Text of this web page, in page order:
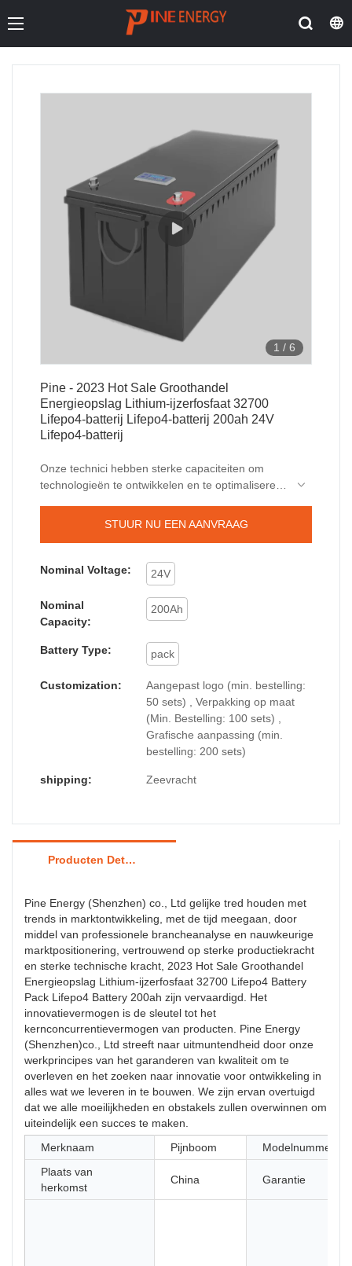
1 / 6
Pine - 2023 Hot Sale Groothandel
Energieopslag Lithium-ijzerfosfaat 32700
Lifepo4-batterij Lifepo4-batterij 200ah 24V
Lifepo4-batterij
Onze technici hebben sterke capaciteiten om
technologieën te ontwikkelen en te optimaliseren.
belangrijke rol spelen in het 2023 Hot Sale
200ah productieproces. Het wordt nu
voornamelijk gebruikt op het gebied van lithium-
ionbatterijen.
STUUR NU EEN AANVRAAG
Nominal Voltage: 24V
Nominal
Capacity:
200Ah
Battery Type: pack
Customization:
Aangepast logo (min. bestelling:
50 sets) , Verpakking op maat
(Min. Bestelling: 100 sets) ,
Grafische aanpassing (min.
bestelling: 200 sets)
shipping: Zeevracht
Producten Details
Pine Energy (Shenzhen) co., Ltd gelijke tred houden met
trends in marktontwikkeling, met de tijd meegaan, door
middel van professionele brancheanalyse en nauwkeurige
marktpositionering, vertrouwend op sterke productiekracht
en sterke technische kracht, 2023 Hot Sale Groothandel
Energieopslag Lithium-ijzerfosfaat 32700 Lifepo4 Battery
Pack Lifepo4 Battery 200ah zijn vervaardigd. Het
innovatievermogen is de sleutel tot het
kernconcurrentievermogen van producten. Pine Energy
(Shenzhen)co., Ltd streeft naar uitmuntendheid door onze
werkprincipes van het garanderen van kwaliteit om te
overleven en het zoeken naar innovatie voor ontwikkeling in
alles wat we leveren in te bouwen. We zijn ervan overtuigd
dat we alle moeilijkheden en obstakels zullen overwinnen om
uiteindelijk een succes te maken.
Merknaam
Pijnboom
Modelnummer
Plaats van
herkomst
China Garantie